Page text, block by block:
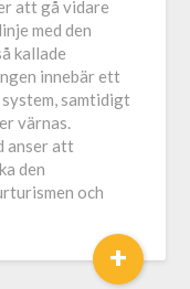
att gå vidare
med den
kallade
innebär ett
samtidigt
värnas.
anser att
den
och
+